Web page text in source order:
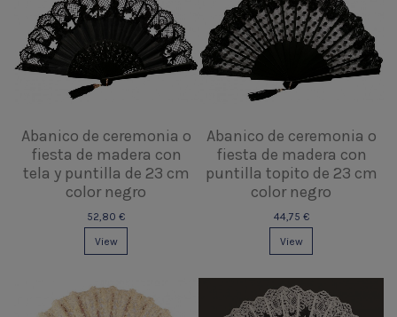
Abanico de ceremonia o
fiesta de madera con
tela y puntilla de 23 cm
color negro
52,80 €
View
Abanico de ceremonia o
fiesta de madera con
puntilla topito de 23 cm
color negro
44,75 €
View